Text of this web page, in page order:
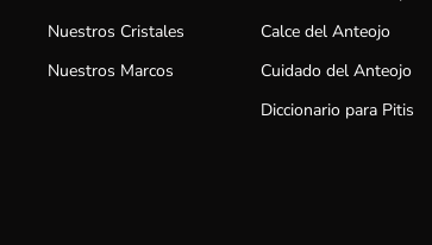
Nuestros Cristales
Nuestros Marcos
Calce del Anteojo
Cuidado del Anteojo
Diccionario para Pitis